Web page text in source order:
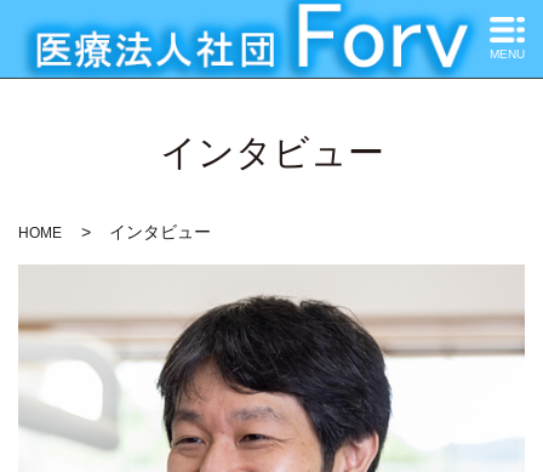
MENU
インタビュー
HOME インタビュー